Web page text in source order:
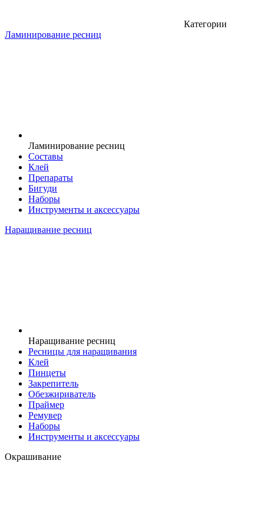
Категории
Ламинирование ресниц
Ламинирование ресниц
Составы
Клей
Препараты
Бигуди
Наборы
Инструменты и аксессуары
Наращивание ресниц
Наращивание ресниц
Ресницы для наращивания
Клей
Пинцеты
Закрепитель
Обезжириватель
Праймер
Ремувер
Наборы
Инструменты и аксессуары
Окрашивание